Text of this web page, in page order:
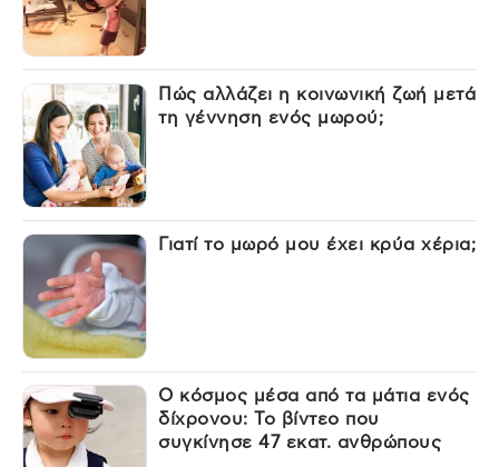
Πώς αλλάζει η κοινωνική ζωή μετά
τη γέννηση ενός μωρού;
Γιατί το μωρό μου έχει κρύα χέρια;
Ο κόσμος μέσα από τα μάτια ενός
δίχρονου: Το βίντεο που
συγκίνησε 47 εκατ. ανθρώπους